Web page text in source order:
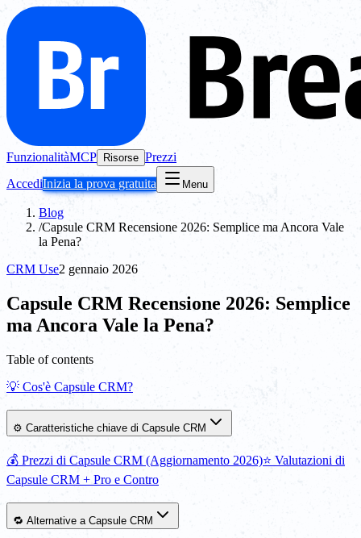
FunzionalitàMCP Risorse Prezzi
AccediInizia la prova gratuita Menu
Blog
/Capsule CRM Recensione 2026: Semplice ma Ancora Vale
la Pena?
CRM Use2 gennaio 2026
Capsule CRM Recensione 2026: Semplice
ma Ancora Vale la Pena?
Table of contents
💡 Cos'è Capsule CRM?
⚙️ Caratteristiche chiave di Capsule CRM
💰 Prezzi di Capsule CRM (Aggiornamento 2026)⭐️ Valutazioni di
Capsule CRM + Pro e Contro
🔁 Alternative a Capsule CRM